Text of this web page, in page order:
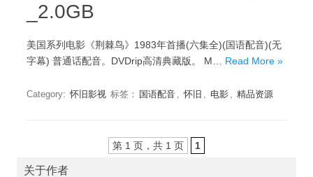
_2.0GB
美国系列电影《荆棘鸟》1983年首播(六集全)(国语配音)(无
字幕) 普通话配音。DVDrip高清典藏版。 M… Read More »
Category: 怀旧影视 标签： 国语配音 , 怀旧 , 电影 , 精品资源
第 1 页，共 1 页 1
关于作者